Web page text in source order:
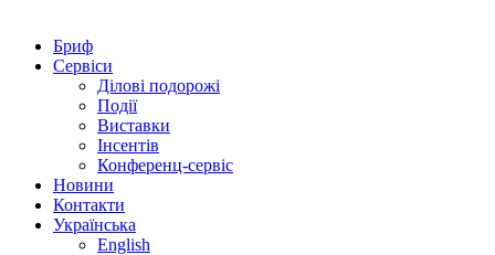
Бриф
Сервіси
Ділові подорожі
Події
Виставки
Інсентів
Конференц-сервіс
Новини
Контакти
Українська
English